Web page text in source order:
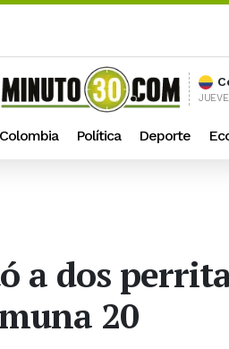
Colombia Política Deporte
a dos
20